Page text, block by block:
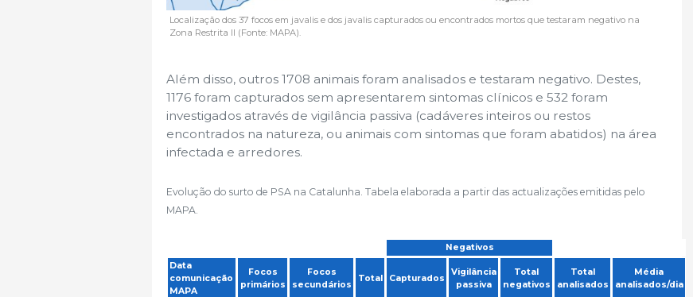
Localização dos 37 focos em javalis e dos javalis capturados ou encontrados mortos que testaram negativo na
Zona Restrita II (Fonte: MAPA).
Além disso, outros 1708 animais foram analisados ​​e testaram negativo. Destes,
1176 foram capturados sem apresentarem sintomas clínicos e 532 foram
investigados através de vigilância passiva (cadáveres inteiros ou restos
encontrados na natureza, ou animais com sintomas que foram abatidos) na área
infectada e arredores.
Evolução do surto de PSA na Catalunha. Tabela elaborada a partir das actualizações emitidas pelo
MAPA.
Negativos
Data
comunicação
MAPA
Focos
primários
Focos
secundários
Total Capturados
Vigilância
passiva
Total
negativos
Total
analisados
Média
analisados/dia